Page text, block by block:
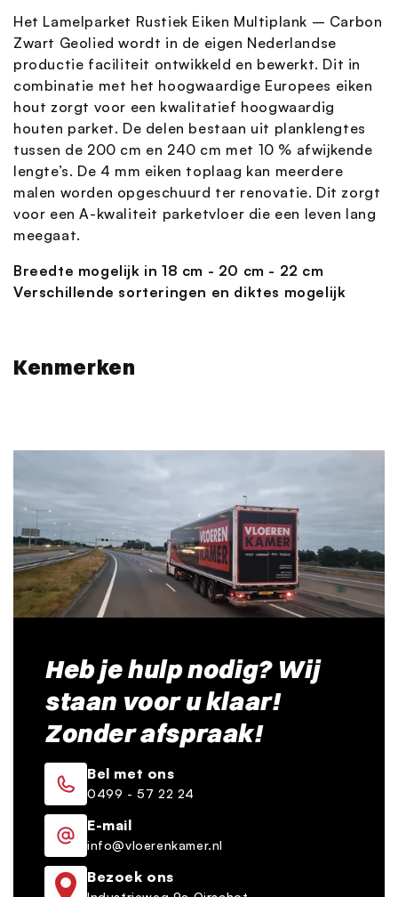
Het Lamelparket Rustiek Eiken Multiplank – Carbon
Zwart Geolied wordt in de eigen Nederlandse
productie faciliteit ontwikkeld en bewerkt. Dit in
combinatie met het hoogwaardige Europees eiken
hout zorgt voor een kwalitatief hoogwaardig
houten parket. De delen bestaan uit planklengtes
tussen de 200 cm en 240 cm met 10 % afwijkende
lengte’s. De 4 mm eiken toplaag kan meerdere
malen worden opgeschuurd ter renovatie. Dit zorgt
voor een A-kwaliteit parketvloer die een leven lang
meegaat.
Breedte mogelijk in 18 cm - 20 cm - 22 cm
Verschillende sorteringen en diktes mogelijk
Kenmerken
Heb je hulp nodig? Wij
staan voor u klaar!
Zonder afspraak!
Bel met ons
0499 - 57 22 24
E-mail
info@vloerenkamer.nl
Bezoek ons